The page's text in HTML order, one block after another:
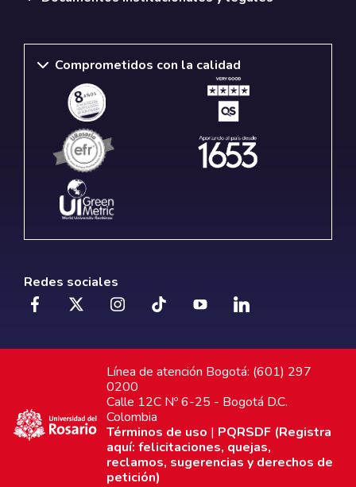
Comprometidos con la calidad
Redes sociales
Línea de atención Bogotá: (601) 297
0200
Calle 12C Nº 6-25 - Bogotá D.C.
Colombia
Términos de uso | PQRSDF (Registra
aquí: felicitaciones, quejas,
reclamos, sugerencias y derechos de
petición)